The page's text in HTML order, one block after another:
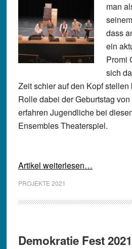
man
dass
ein
Promi
sich
Zeit schier auf den Kopf
Rolle dabei der Geburtstag
erfahren Jugendliche bei
Ensembles Theaterspiel.
Artikel weiterlesen…
PROJEKTE 2021
Demokratie Fest 2021